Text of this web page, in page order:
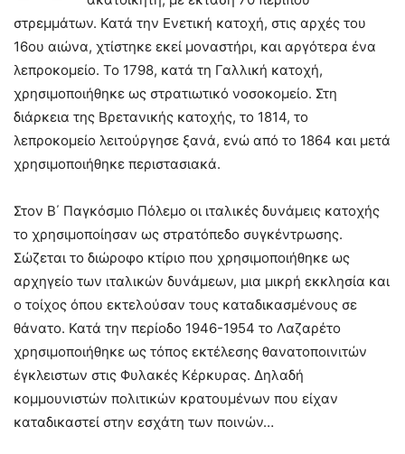
στρεμμάτων. Κατά την Ενετική κατοχή, στις αρχές του
16ου αιώνα, χτίστηκε εκεί μοναστήρι, και αργότερα ένα
λεπροκομείο. Το 1798, κατά τη Γαλλική κατοχή,
χρησιμοποιήθηκε ως στρατιωτικό νοσοκομείο. Στη
διάρκεια της Βρετανικής κατοχής, το 1814, το
λεπροκομείο λειτούργησε ξανά, ενώ από το 1864 και μετά
χρησιμοποιήθηκε περιστασιακά.
Στον Β΄ Παγκόσμιο Πόλεμο οι ιταλικές δυνάμεις κατοχής
το χρησιμοποίησαν ως στρατόπεδο συγκέντρωσης.
Σώζεται το διώροφο κτίριο που χρησιμοποιήθηκε ως
αρχηγείο των ιταλικών δυνάμεων, μια μικρή εκκλησία και
ο τοίχος όπου εκτελούσαν τους καταδικασμένους σε
θάνατο. Κατά την περίοδο 1946-1954 το Λαζαρέτο
χρησιμοποιήθηκε ως τόπος εκτέλεσης θανατοποινιτών
έγκλειστων στις Φυλακές Κέρκυρας. Δηλαδή
κομμουνιστών πολιτικών κρατουμένων που είχαν
καταδικαστεί στην εσχάτη των ποινών…